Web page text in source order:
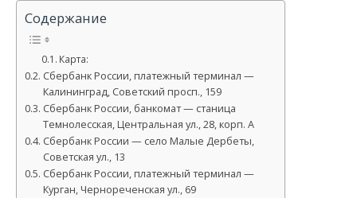
Содержание
Карта:
Сбербанк России, платежный терминал —
Калининград, Советский просп., 159
Сбербанк России, банкомат — станица
Темнолесская, Центральная ул., 28, корп. А
Сбербанк России — село Малые Дербеты,
Советская ул., 13
Сбербанк России, платежный терминал —
Курган, Чернореченская ул., 69